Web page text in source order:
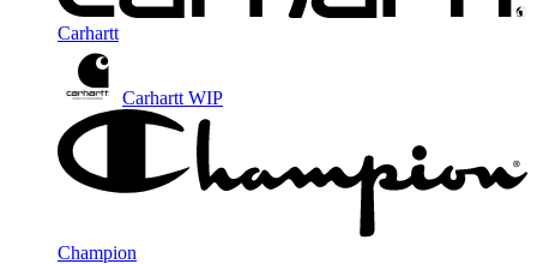
Carhartt
Carhartt WIP
Champion